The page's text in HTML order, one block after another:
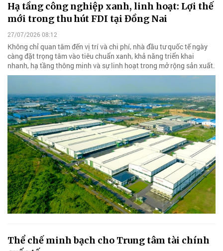
Hạ tầng công nghiệp xanh, linh hoạt: Lợi thế
mới trong thu hút FDI tại Đồng Nai
27/07/2026 08:12
Không chỉ quan tâm đến vị trí và chi phí, nhà đầu tư quốc tế ngày
càng đặt trọng tâm vào tiêu chuẩn xanh, khả năng triển khai
nhanh, hạ tầng thông minh và sự linh hoạt trong mở rộng sản xuất.
Thể chế minh bạch cho Trung tâm tài chính